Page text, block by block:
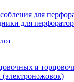
для
для
и